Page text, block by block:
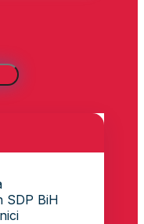
SDP BiH